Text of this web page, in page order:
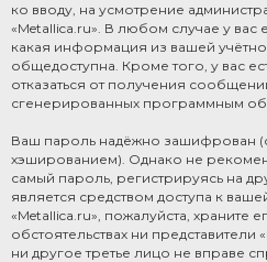
ко вводу, на усмотрение
«Metallica.ru». В любом случае у вас
какая информация из вашей
общедоступна. Кроме того, у вас
отказаться от получения
сгенерированных программным
Ваш пароль надёжно зашифрован
хэшированием). Однако не
самый пароль, регистрируясь на
является средством доступа к
«Metallica.ru», пожалуйста, храните
обстоятельствах ни представители
ни другое третье лицо не вправе